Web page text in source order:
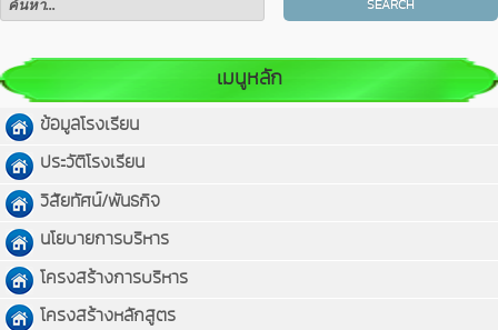
SEARCH
เมนูหลัก
ข้อมูลโรงเรียน
ประวัติโรงเรียน
วิสัยทัศน์/พันธกิจ
นโยบายการบริหาร
โครงสร้างการบริหาร
โครงสร้างหลักสูตร